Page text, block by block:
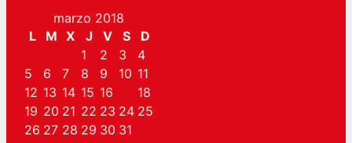
marzo 2018
L
M X J V S
D
1
2 3
4
5
6 7 8 9 10 11
12 13 14 15 16
18
19 20 21 22 23 24 25
26 27 28 29 30 31